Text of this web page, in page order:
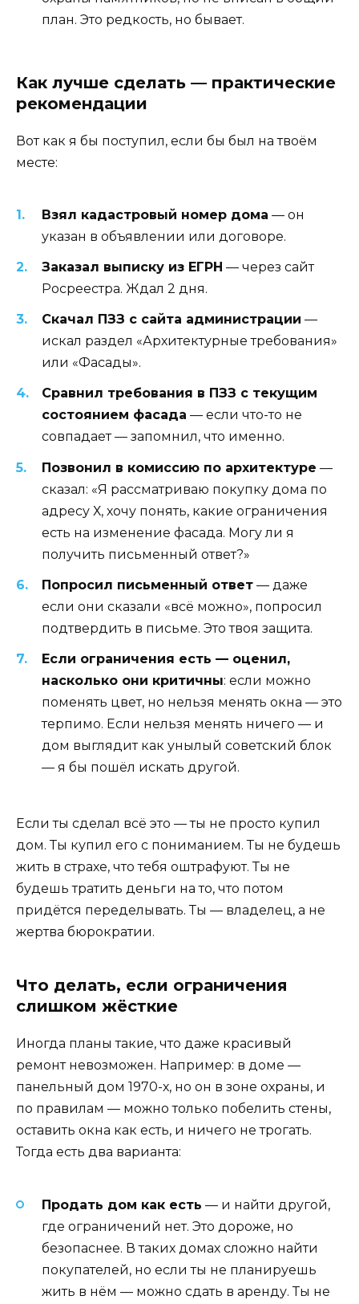
план. Это редкость, но бывает.
Как лучше сделать — практические
рекомендации
Вот как я бы поступил, если бы был на твоём
месте:
Взял кадастровый номер дома — он
указан в объявлении или договоре.
Заказал выписку из ЕГРН — через сайт
Росреестра. Ждал 2 дня.
Скачал ПЗЗ с сайта администрации —
искал раздел «Архитектурные требования»
или «Фасады».
Сравнил требования в ПЗЗ с текущим
состоянием фасада — если что-то не
совпадает — запомнил, что именно.
Позвонил в комиссию по архитектуре —
сказал: «Я рассматриваю покупку дома по
адресу Х, хочу понять, какие ограничения
есть на изменение фасада. Могу ли я
получить письменный ответ?»
Попросил письменный ответ — даже
если они сказали «всё можно», попросил
подтвердить в письме. Это твоя защита.
Если ограничения есть — оценил,
насколько они критичны: если можно
поменять цвет, но нельзя менять окна — это
терпимо. Если нельзя менять ничего — и
дом выглядит как унылый советский блок
— я бы пошёл искать другой.
Если ты сделал всё это — ты не просто купил
дом. Ты купил его с пониманием. Ты не будешь
жить в страхе, что тебя оштрафуют. Ты не
будешь тратить деньги на то, что потом
придётся переделывать. Ты — владелец, а не
жертва бюрократии.
Что делать, если ограничения
слишком жёсткие
Иногда планы такие, что даже красивый
ремонт невозможен. Например: в доме —
панельный дом 1970-х, но он в зоне охраны, и
по правилам — можно только побелить стены,
оставить окна как есть, и ничего не трогать.
Тогда есть два варианта:
Продать дом как есть — и найти другой,
где ограничений нет. Это дороже, но
безопаснее. В таких домах сложно найти
покупателей, но если ты не планируешь
жить в нём — можно сдать в аренду. Ты не